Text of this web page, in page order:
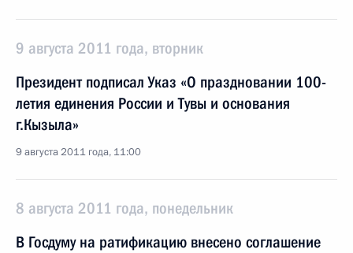
9 августа 2011 года, вторник
Президент подписал Указ «О праздновании 100-
летия единения России и Тувы и основания
г.Кызыла»
9 августа 2011 года, 11:00
8 августа 2011 года, понедельник
В Госдуму на ратификацию внесено соглашение